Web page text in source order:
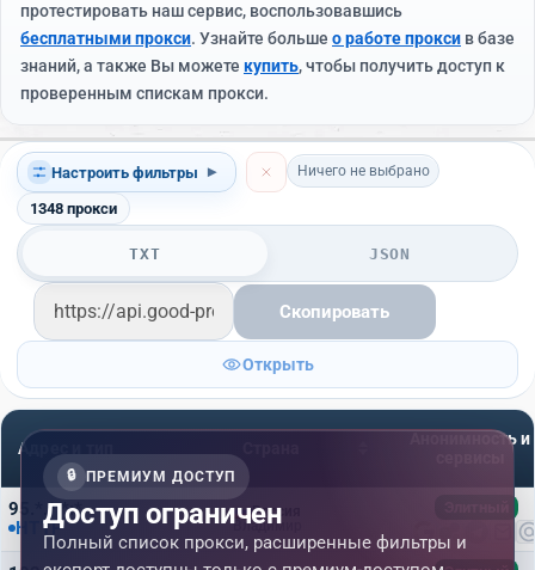
протестировать наш сервис, воспользовавшись
бесплатными прокси. Узнайте больше о работе прокси в базе
знаний, а также Вы можете купить, чтобы получить доступ к
проверенным спискам прокси.
Настроить фильтры ▾ Ничего не выбрано
1348 прокси
TXT JSON
Скопировать
Открыть
🔒 ПРЕМИУМ ДОСТУП
Доступ ограничен
Полный список прокси, расширенные фильтры и
Адрес и тип
Анонимность и
95.*.*.*:*
HTTP
Россия
Владимир